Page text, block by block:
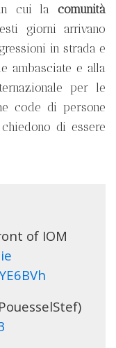
cui la comunità
giorni arrivano
in strada e
ambasciate e alla
per le
code di persone
di essere
of IOM